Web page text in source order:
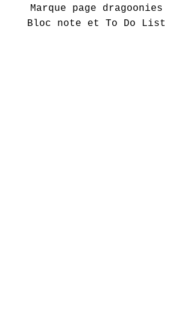
Marque page dragoonies
Bloc note et To Do List